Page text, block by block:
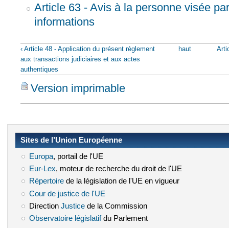
Article 63 - Avis à la personne visée
informations
‹ Article 48 - Application du présent règlement
aux transactions judiciaires et aux actes
authentiques
haut
Version imprimable
Sites de l’Union Européenne
Europa(le lien est externe)
, portail de l'UE
Eur-Lex(le lien est externe)
, moteur de recherche du droit de l'UE
Répertoire(le lien est externe)
de la législation de l'UE en vigueur
Cour de justice de l'UE
Direction Justice(le lien est externe)
de la Commission
Observatoire législatif(le lien est externe)
du Parlement